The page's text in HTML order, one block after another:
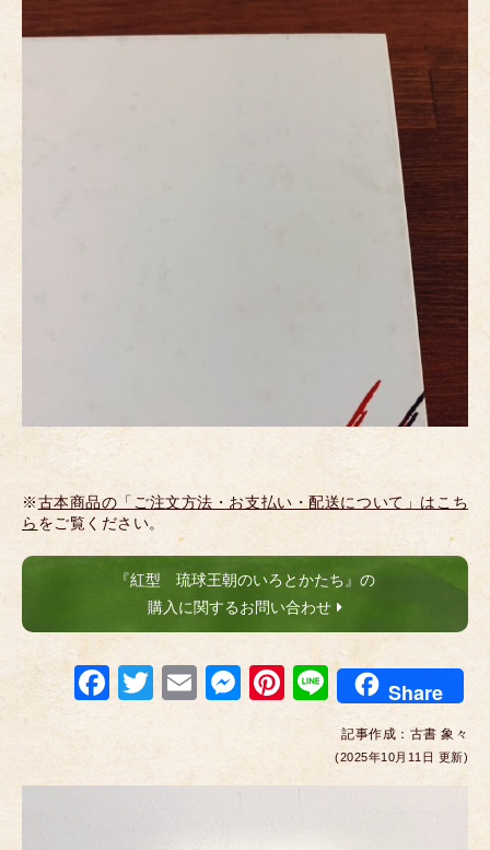
※古本商品の「ご注文方法・お支払い・配送について」はこち
ら をご覧ください。
『紅型 琉球王朝のいろとかたち』の
購入に関するお問い合わせ
F
a
e
T
er
E
m
M
e
Pi
nt
e
Li
n
e
Share
記事作成： 古書 象々
(2025年10月11日 更新)